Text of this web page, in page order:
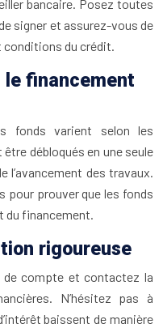
bancaire. Posez toutes
signer et assurez-vous de
conditions du crédit.
le financement
fonds varient selon les
débloqués en une seule
l’avancement des travaux.
prouver que les fonds
du financement.
rigoureuse
de compte et contactez la
N’hésitez pas à
baissent de manière